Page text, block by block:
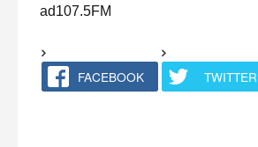
ad107.5FM
FACEBOOK TWITTER